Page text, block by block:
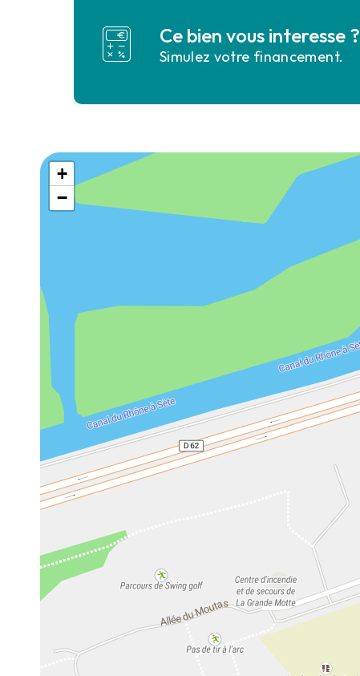
Ce bien vous interesse ?
Simulez votre financement.
+
−